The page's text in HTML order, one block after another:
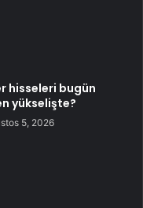
hisseleri bugün
yükselişte?
5, 2026